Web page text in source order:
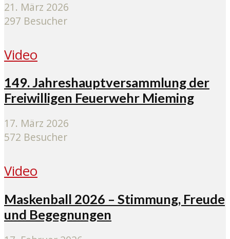
21. März 2026
297 Besucher
Video
149. Jahreshauptversammlung der
Freiwilligen Feuerwehr Mieming
17. März 2026
572 Besucher
Video
Maskenball 2026 – Stimmung, Freude
und Begegnungen